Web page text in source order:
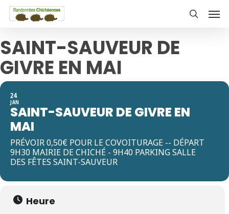
Skip
content
SAINT-SAUVEUR DE
GIVRE EN MAI
24
JAN
SAINT-SAUVEUR DE GIVRE EN
MAI
PRÉVOIR 0,50€ POUR LE COVOITURAGE -- DÉPART
9H30 MAIRIE DE CHICHÉ - 9H40 PARKING SALLE
DES FÊTES SAINT-SAUVEUR
Heure